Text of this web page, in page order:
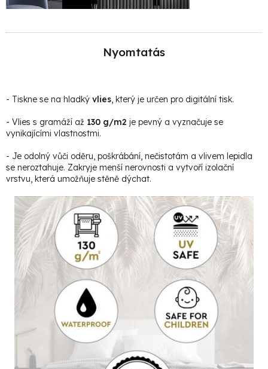
Nyomtatás
- Tiskne se na hladký vlies, který je určen pro digitální tisk.
- Vlies s gramáží až 130 g/m2 je pevný a vyznačuje se
vynikajícími vlastnostmi.
- Je odolný vůči oděru, poškrábání, nečistotám a vlivem lepidla
se neroztahuje. Zakryje menší nerovnosti a vytvoří izolační
vrstvu, která umožňuje stěně dýchat.